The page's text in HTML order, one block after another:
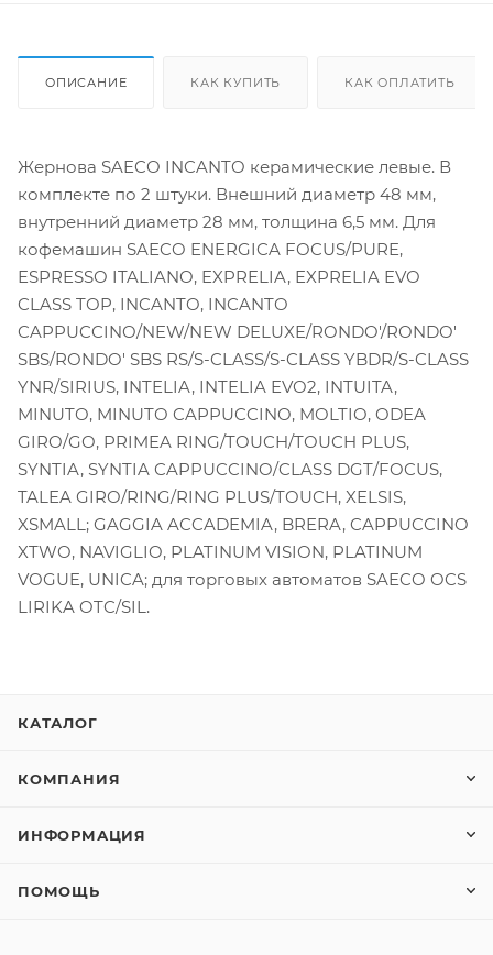
ОПИСАНИЕ КАК КУПИТЬ КАК ОПЛАТИТЬ
Жернова SAECO INCANTO керамические левые. В
комплекте по 2 штуки. Внешний диаметр 48 мм,
внутренний диаметр 28 мм, толщина 6,5 мм. Для
кофемашин SAECO ENERGICA FOCUS/PURE,
ESPRESSO ITALIANO, EXPRELIA, EXPRELIA EVO
CLASS TOP, INCANTO, INCANTO
CAPPUCCINO/NEW/NEW DELUXE/RONDO'/RONDO'
SBS/RONDO' SBS RS/S-CLASS/S-CLASS YBDR/S-CLASS
YNR/SIRIUS, INTELIA, INTELIA EVO2, INTUITA,
MINUTO, MINUTO CAPPUCCINO, MOLTIO, ODEA
GIRO/GO, PRIMEA RING/TOUCH/TOUCH PLUS,
SYNTIA, SYNTIA CAPPUCCINO/CLASS DGT/FOCUS,
TALEA GIRO/RING/RING PLUS/TOUCH, XELSIS,
XSMALL; GAGGIA ACCADEMIA, BRERA, CAPPUCCINO
XTWO, NAVIGLIO, PLATINUM VISION, PLATINUM
VOGUE, UNICA; для торговых автоматов SAECO OCS
LIRIKA OTC/SIL.
КАТАЛОГ
КОМПАНИЯ
ИНФОРМАЦИЯ
ПОМОЩЬ